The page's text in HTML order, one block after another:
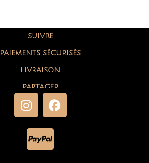
SUIVRE
PAIEMENTS SÉCURISÉS
LIVRAISON
PARTAGER